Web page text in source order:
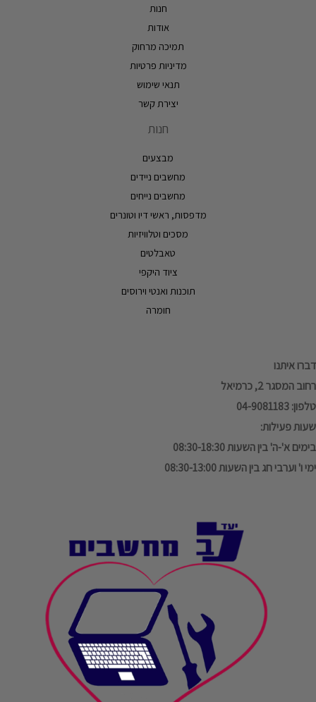
חנות
אודות
תמיכה מרחוק
מדיניות פרטיות
תנאי שימוש
יצירת קשר
חנות
מבצעים
מחשבים ניידים
מחשבים נייחים
מדפסות, ראשי דיו וטונרים
מסכים וטלוויזיות
טאבלטים
ציוד היקפי
תוכנות ואנטי וירוסים
חומרה
דברו איתנו
רחוב המסגר 2, כרמיאל
טלפון: 04-9081183
שעות פעילות:
בימים א'-ה' בין השעות 08:30-18:30
ימי ו' וערבי חג בין השעות 08:30-13:00